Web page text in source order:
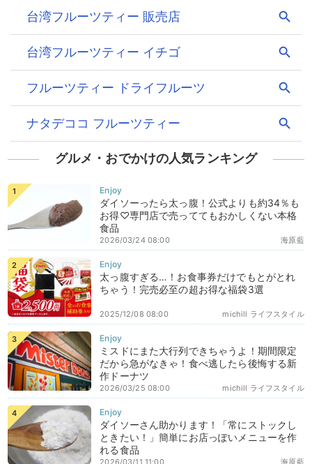
グルメ・おでかけの人気ランキング
ダイソーったら太っ腹！公式よりも約34％も
お得♡専門店で売っててもおかしくない本格
食品
海原藍
2026/03/24 08:00
太っ腹すぎる…！お食事券だけでもとがとれ
ちゃう！完売必至の超お得な福袋3選
michill ライフスタイル
2025/12/08 08:00
ミスドにまた大行列できちゃうよ！期間限定
だから急がなきゃ！食べ逃したら後悔する新
作ドーナツ
michill ライフスタイル
2026/03/25 08:00
ダイソーさん助かります！「常にストックし
ときたい！」簡単にお店っぽいメニューを作
れる食品
海原藍
2026/03/11 11:00